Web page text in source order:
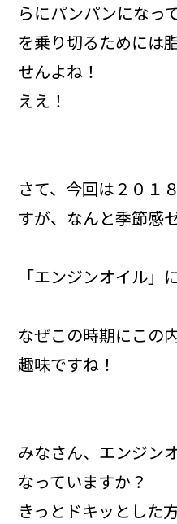
らにパンパンになっ
を乗り切るためには
せんよね！
ええ！
さて、今回は２０１
すが、なんと季節感
「エンジンオイル」
なぜこの時期にこの
趣味ですね！
みなさん、エンジン
なっていますか？
きっとドキッとした